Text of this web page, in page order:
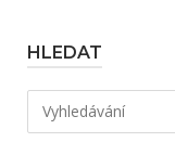
HLEDAT
Hledat: